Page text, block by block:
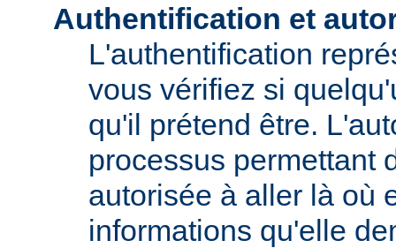
Authentification et
L'authentification
vous vérifiez si
qu'il prétend être.
processus permettant
autorisée à aller là où
informations qu'elle